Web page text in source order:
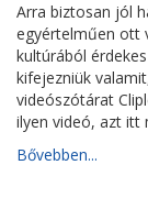
Arra biztosan jól
egyértelműen ott
kultúrából
kifejezniük
videószótárat
ilyen videó, azt itt
Bővebben...